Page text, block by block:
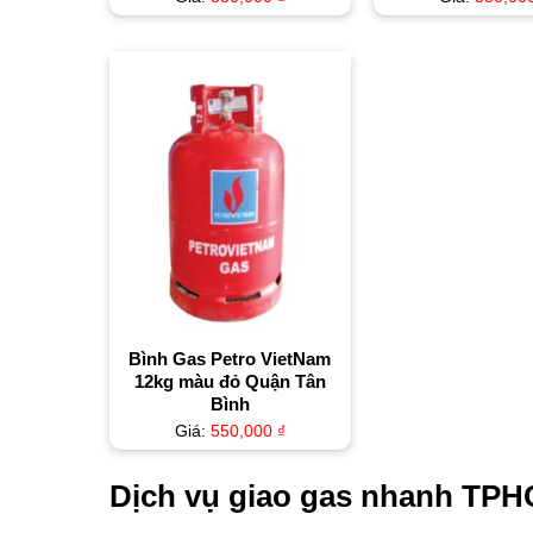
Bình Gas Petro VietNam
12kg màu đỏ Quận Tân
Bình
Giá: 550,000 ₫
Dịch vụ giao gas nhanh